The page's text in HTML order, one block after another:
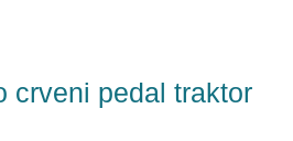
crveni pedal traktor